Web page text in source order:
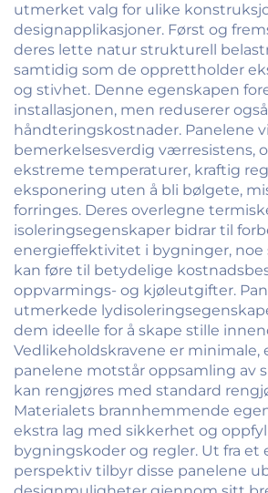
utmerket valg for ulike
designapplikasjoner. Først og
deres lette natur strukturell
samtidig som de opprettholder
og stivhet. Denne egenskapen
installasjonen, men reduserer
håndteringskostnader. Panelene
bemerkelsesverdig værresistens,
ekstreme temperaturer, kraftig
eksponering uten å bli bølgete,
forringes. Deres overlegne
isoleringsegenskaper bidrar til
energieffektivitet i bygninger, noe
kan føre til betydelige
oppvarmings- og kjøleutgifter.
utmerkede
dem ideelle for å skape stille
Vedlikeholdskravene er minimale,
panelene motstår oppsamling av
kan rengjøres med standard
Materialets brannhemmende
ekstra lag med sikkerhet og
bygningskoder og regler. Ut fra et
perspektiv tilbyr disse panelene